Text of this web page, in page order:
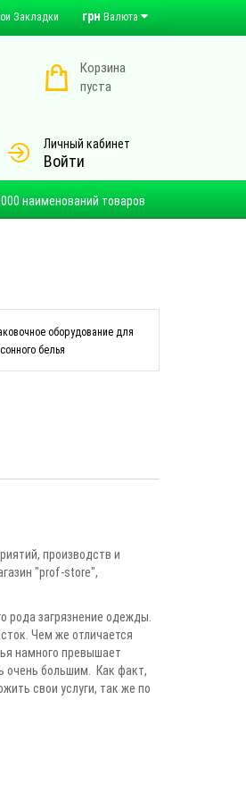
грн Валюта
Закладки
Корзина
пуста
Личный кабинет
Войти
наименований товаров
оборудование для
белья
производств и
"prof-store",
рода загрязнение одежды.
Чем же отличается
намного превышает
очень большим. Как факт,
свои услуги, так же по